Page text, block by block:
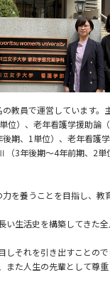
教員で運営しています。
位）、老年看護学援助論（
期、1単位）、老年看護
（3年後期～4年前期、2単
を養うことを目指し、教
生活史を構築してきた
しそれを引き出すことの
た人生の先輩として尊